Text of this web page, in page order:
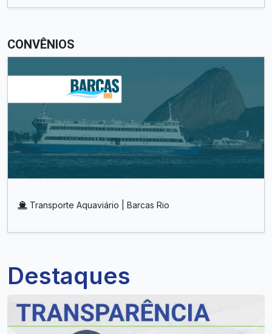
CONVÊNIOS
Transporte Aquaviário | Barcas Rio
Destaques